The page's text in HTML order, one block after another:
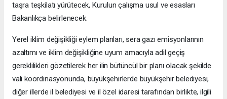
taşra teşkilatı yürütecek, Kurulun çalışma usul ve esasları
Bakanlıkça belirlenecek.
Yerel iklim değişikliği eylem planları, sera gazı emisyonlarının
azaltımı ve iklim değişikliğine uyum amacıyla adil geçiş
gereklilikleri gözetilerek her ilin bütüncül bir planı olacak şekilde
vali koordinasyonunda, büyükşehirlerde büyükşehir belediyesi,
diğer illerde il belediyesi ve il özel idaresi tarafından birlikte, ilgili